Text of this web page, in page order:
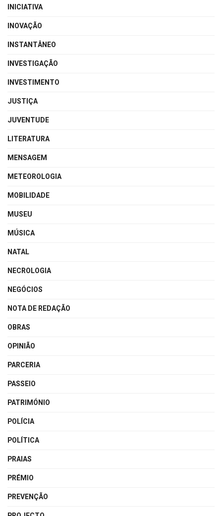
INICIATIVA
INOVAÇÃO
INSTANTÂNEO
INVESTIGAÇÃO
INVESTIMENTO
JUSTIÇA
JUVENTUDE
LITERATURA
MENSAGEM
METEOROLOGIA
MOBILIDADE
MUSEU
MÚSICA
NATAL
NECROLOGIA
NEGÓCIOS
NOTA DE REDAÇÃO
OBRAS
OPINIÃO
PARCERIA
PASSEIO
PATRIMÓNIO
POLÍCIA
POLÍTICA
PRAIAS
PRÉMIO
PREVENÇÃO